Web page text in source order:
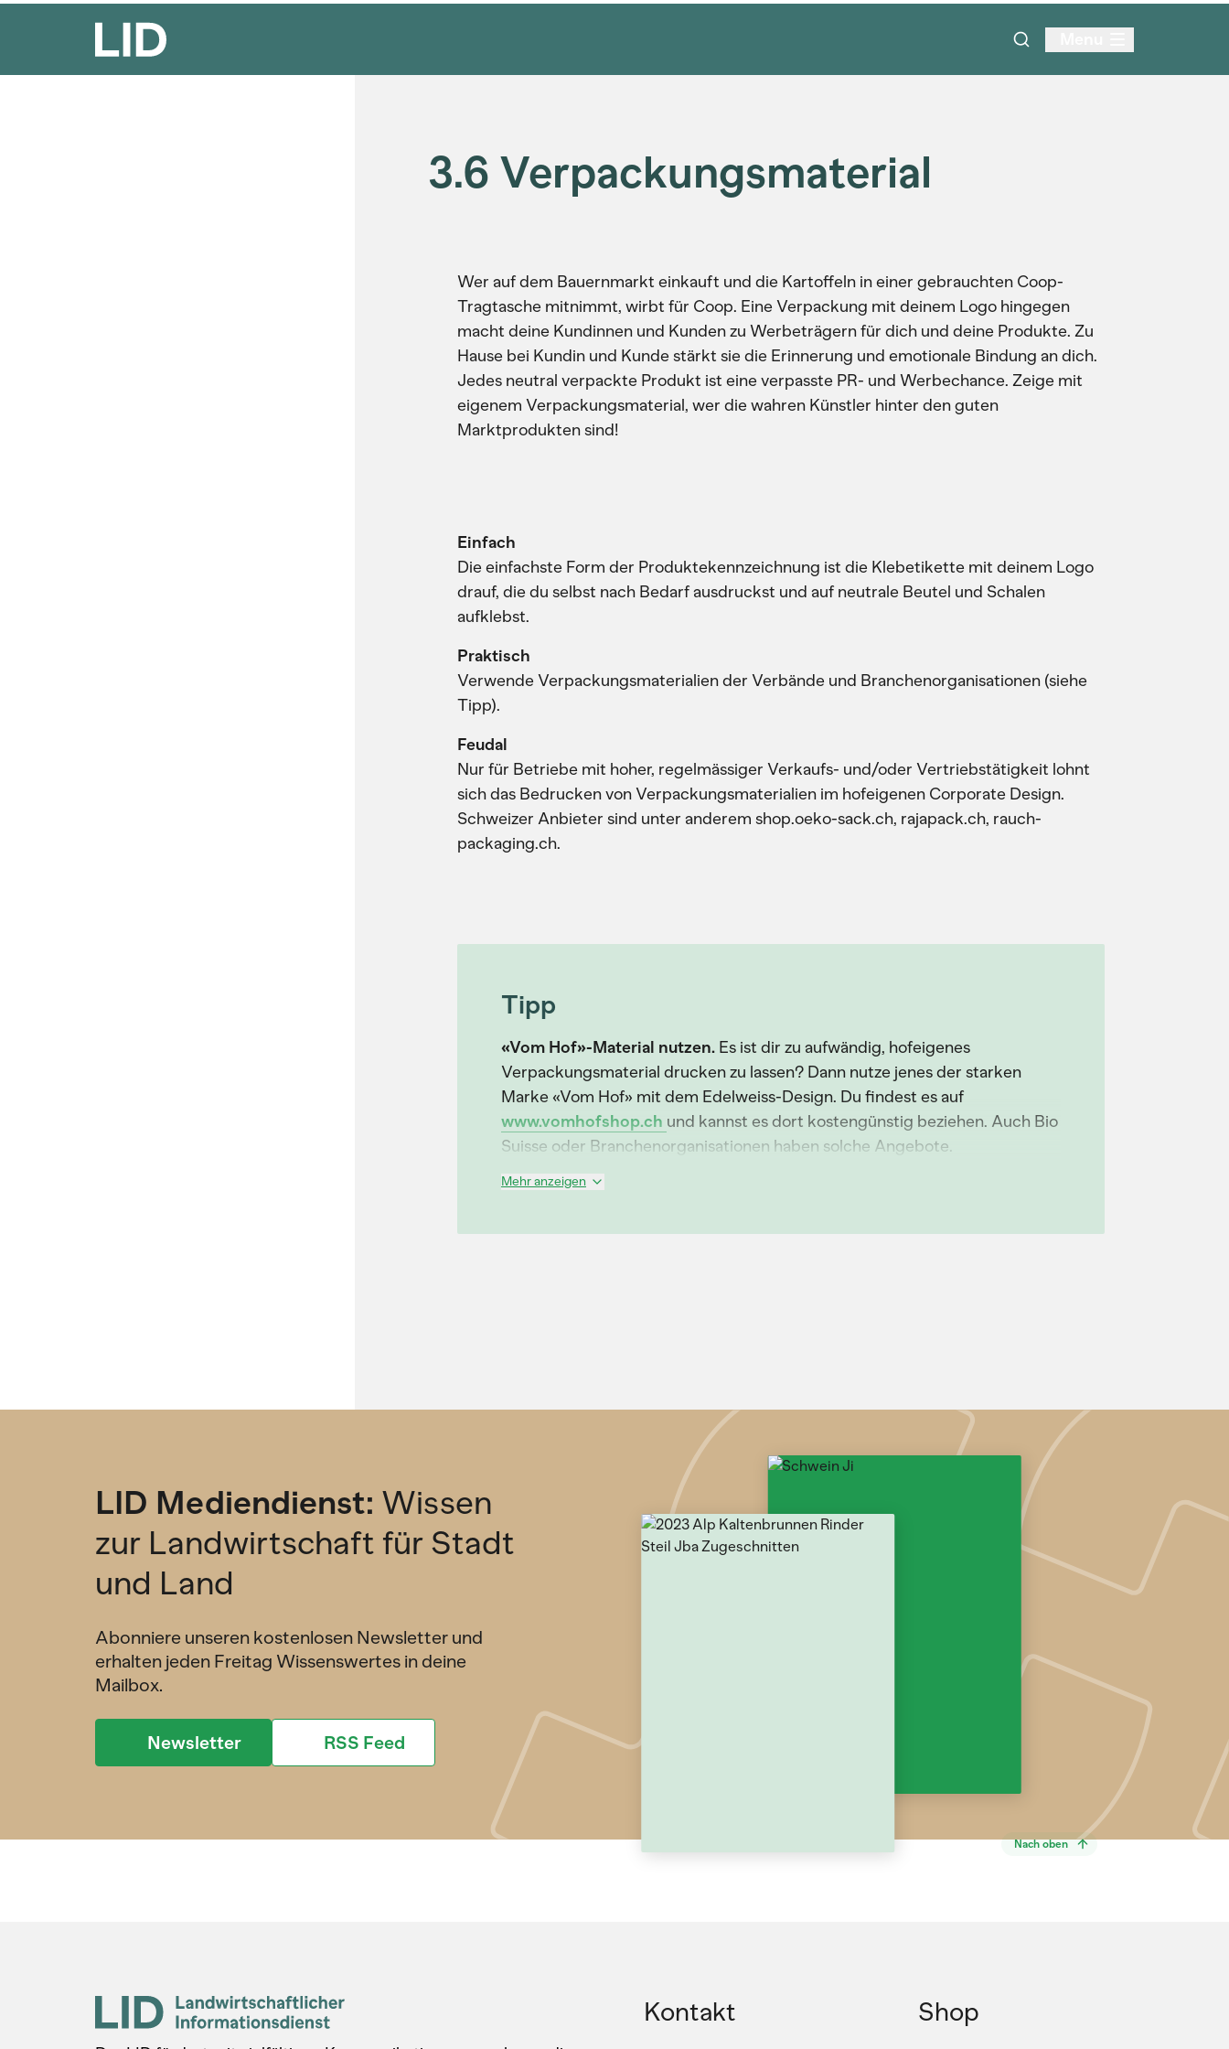
3.6 Verpackungsmaterial
Wer auf dem Bauernmarkt einkauft und die Kartoffeln in einer gebrauchten Coop-
Tragtasche mitnimmt, wirbt für Coop. Eine Verpackung mit deinem Logo hingegen
macht deine Kundinnen und Kunden zu Werbeträgern für dich und deine Produkte. Zu
Hause bei Kundin und Kunde stärkt sie die Erinnerung und emotionale Bindung an dich.
Jedes neutral verpackte Produkt ist eine verpasste PR- und Werbechance. Zeige mit
eigenem Verpackungsmaterial, wer die wahren Künstler hinter den guten
Marktprodukten sind!
Einfach
Die einfachste Form der Produktekennzeichnung ist die Klebetikette mit deinem Logo
drauf, die du selbst nach Bedarf ausdruckst und auf neutrale Beutel und Schalen
aufklebst.
Praktisch
Verwende Verpackungsmaterialien der Verbände und Branchenorganisationen (siehe
Tipp).
Feudal
Nur für Betriebe mit hoher, regelmässiger Verkaufs- und/oder Vertriebstätigkeit lohnt
sich das Bedrucken von Verpackungsmaterialien im hofeigenen Corporate Design.
Schweizer Anbieter sind unter anderem shop.oeko-sack.ch, rajapack.ch, rauch-
packaging.ch.
Tipp
«Vom Hof»-Material nutzen.Es ist dir zu aufwändig, hofeigenes
Verpackungsmaterial drucken zu lassen? Dann nutze jenes der starken
Marke «Vom Hof» mit dem Edelweiss-Design. Du findest es auf
www.vomhofshop.ch und kannst es dort kostengünstig beziehen. Auch Bio
Suisse oder Branchenorganisationen haben solche Angebote.
Mehr anzeigen
LID Mediendienst: Wissen
zur Landwirtschaft für Stadt
und Land
Abonniere unseren kostenlosen Newsletter und
erhalten jeden Freitag Wissenswertes in deine
Mailbox.
Newsletter RSS Feed
Nach oben
Kontakt Shop